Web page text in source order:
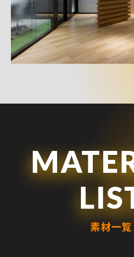
素材一覧